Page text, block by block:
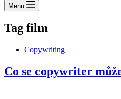
Menu
Tag film
Copywriting
Co se copywriter